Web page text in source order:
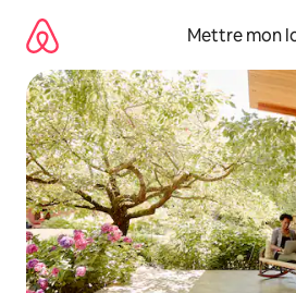
directement
contenu
Mettre mon